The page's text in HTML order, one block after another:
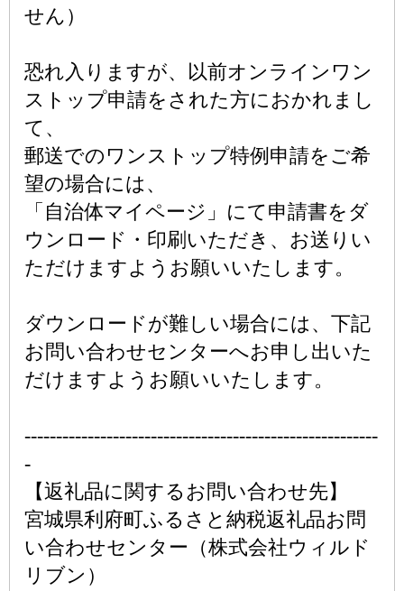
せん）
恐れ入りますが、以前オンラインワン
ストップ申請をされた方におかれまし
て、
郵送でのワンストップ特例申請をご希
望の場合には、
「自治体マイページ」にて申請書をダ
ウンロード・印刷いただき、お送りい
ただけますようお願いいたします。
ダウンロードが難しい場合には、下記
お問い合わせセンターへお申し出いた
だけますようお願いいたします。
--------------------------------------------------------
-
【返礼品に関するお問い合わせ先】
宮城県利府町ふるさと納税返礼品お問
い合わせセンター（株式会社ウィルド
リブン）